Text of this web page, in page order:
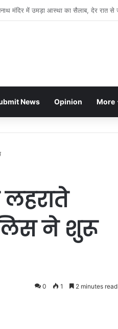
धान की फसलें जलमग्न; किसानों में चिंता
News Opinion More
ने शुरू
0 1 2 minutes read